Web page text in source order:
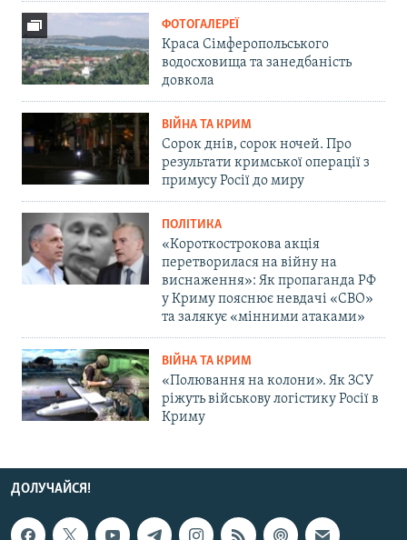
ФОТОГАЛЕРЕЇ
Краса Сімферопольського
водосховища та занедбаність
довкола
ВІЙНА ТА КРИМ
Сорок днів, сорок ночей. Про
результати кримської операції з
примусу Росії до миру
ПОЛІТИКА
«Короткострокова акція
перетворилася на війну на
виснаження»: Як пропаганда РФ
у Криму пояснює невдачі «СВО»
та залякує «мінними атаками»
ВІЙНА ТА КРИМ
«Полювання на колони». Як ЗСУ
ріжуть військову логістику Росії в
Криму
ДОЛУЧАЙСЯ!